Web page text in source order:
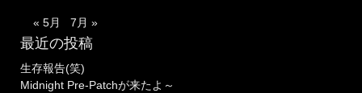
« 5月 7月 »
最近の投稿
生存報告(笑)
Midnight Pre-Patchが来たよ～